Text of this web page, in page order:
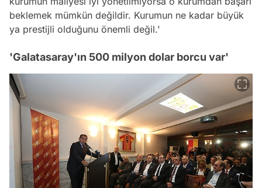
beklemek mümkün değildir. Kurumun ne kadar büyük
ya prestijli olduğunu önemli değil.'
'Galatasaray'ın 500 milyon dolar borcu var'